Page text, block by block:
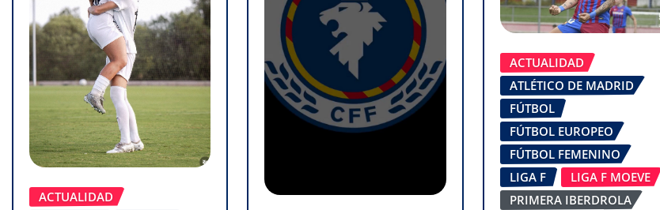
ACTUALIDAD
ACTUALIDAD
ATLÉTICO DE MADRID
FÚTBOL
FÚTBOL EUROPEO
FÚTBOL FEMENINO
LIGA F
LIGA F MOEVE
PRIMERA IBERDROLA